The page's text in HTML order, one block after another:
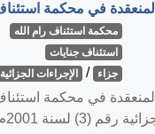
محكمة استئناف رام الله
استئناف جنايات
جزاء / الإجراءات الجزائية